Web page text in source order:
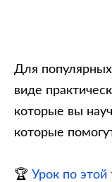
Для
виде
которые вы
которые
🏆 Урок по этой